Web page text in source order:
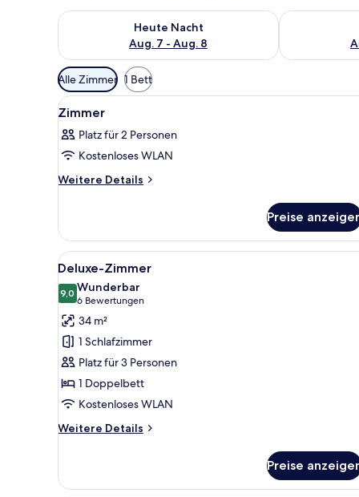
Heute Nacht
Aug. 7 - Aug. 8
Überprüfe die Verfügbarkeit für heute Nacht, Aug. 7
Überprüfe
Verfügbare
Filter
für
Alle Zimmer 1 Bett
Alle
Fotos
für
Zimmer
anzeigen
Ein Hotelzimmer mit einem
10
Zimmer
Platz für 2 Personen
Kostenloses WLAN
Weitere Details
Weitere
Preise
Alle
Fotos
für
Deluxe-
Zimmer
anzeigen
Hochwertige Bettwaren,
4
Deluxe-Zimmer
9,09,0 von 10
Wunderbar
6 Bewertungen
(6
Bewertungen)
34 m²
1 Schlafzimmer
Platz für 3 Personen
1 Doppelbett
Kostenloses WLAN
Weitere Details
Weitere
Zimmer
Preise